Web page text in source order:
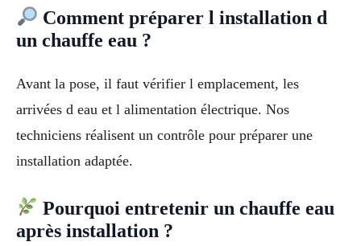
Comment préparer l installation d
un chauffe eau ?
Avant la pose, il faut vérifier l emplacement, les
arrivées d eau et l alimentation électrique. Nos
techniciens réalisent un contrôle pour préparer une
installation adaptée.
Pourquoi entretenir un chauffe eau
après installation ?